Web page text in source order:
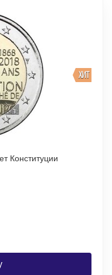
ХИТ
Конституции